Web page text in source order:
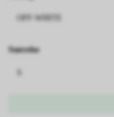
Størrelse